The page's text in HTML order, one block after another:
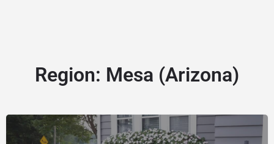
Region: Mesa (Arizona)‎